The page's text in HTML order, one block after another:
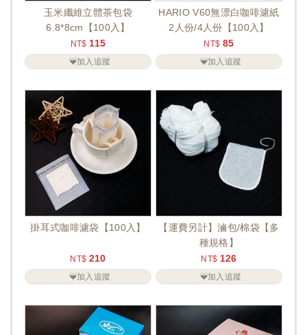
玉米纖維立體茶包袋
6.8*8cm【100入】
NT$ 115
加入追蹤
HARIO V60無漂白咖啡濾紙
2人份/4人份【100入】
NT$ 85
加入追蹤
掛耳式咖啡濾袋【100入】
NT$ 210
加入追蹤
【運費另計】滷包/棉袋【多
種規格】
NT$ 126
加入追蹤